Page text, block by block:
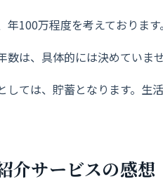
年100万程度を考えております。
数は、具体的には決めていま
しては、貯蓄となります。 生
介サービスの感想